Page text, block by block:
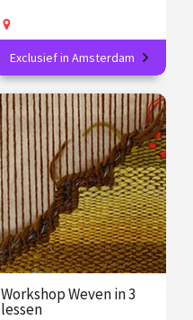
Verdiep je in de Japanse
textielkunst!
€ 89.00
vanaf 19
aug.
Op locatie
Exclusief in Amsterdam
Workshop Weven in 3
lessen